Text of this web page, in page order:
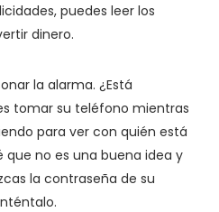
puedes leer los
dinero.
la alarma. ¿Está
tomar su teléfono mientras
para ver con quién está
que no es una buena idea y
la contraseña de su